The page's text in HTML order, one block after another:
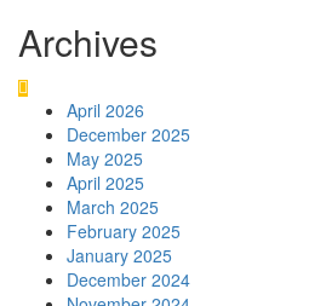
Archives
April 2026
December 2025
May 2025
April 2025
March 2025
February 2025
January 2025
December 2024